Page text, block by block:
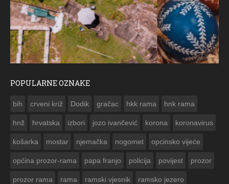
POPULARNE OZNAKE
bih crveni križ Dodik gračac hkk rama hnk rama
hnž hrvatska izbori jozo ivančević korona koronavirus
košarka mostar njemačka nogomet opcinsko vijeće
općina prozor-rama papa franjo policija povijest prozor
prozor rama rama ramski vjesnik ramsko jezero